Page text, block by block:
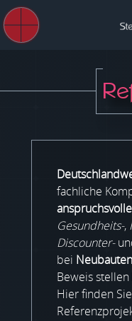
fachliche
Gesundheits-,
Discounter-
bei Neubauten
Beweis
Hier finden